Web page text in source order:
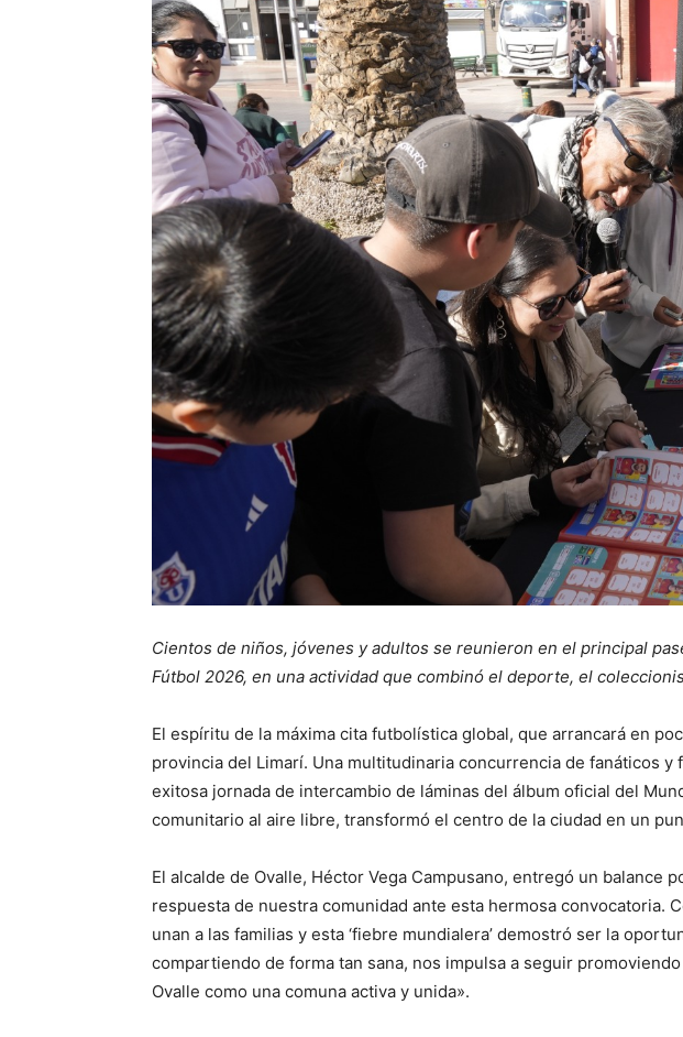
Cientos de niños, jóvenes y adultos se reunieron en el principal
Fútbol 2026, en una actividad que combinó el deporte, el
El espíritu de la máxima cita futbolística global, que arrancará en
provincia del Limarí. Una multitudinaria concurrencia de fanáticos
exitosa jornada de intercambio de láminas del álbum oficial del
comunitario al aire libre, transformó el centro de la ciudad en un
El alcalde de Ovalle, Héctor Vega Campusano, entregó un
respuesta de nuestra comunidad ante esta hermosa convocatoria.
unan a las familias y esta ‘fiebre mundialera’ demostró ser la
compartiendo de forma tan sana, nos impulsa a seguir
Ovalle como una comuna activa y unida».